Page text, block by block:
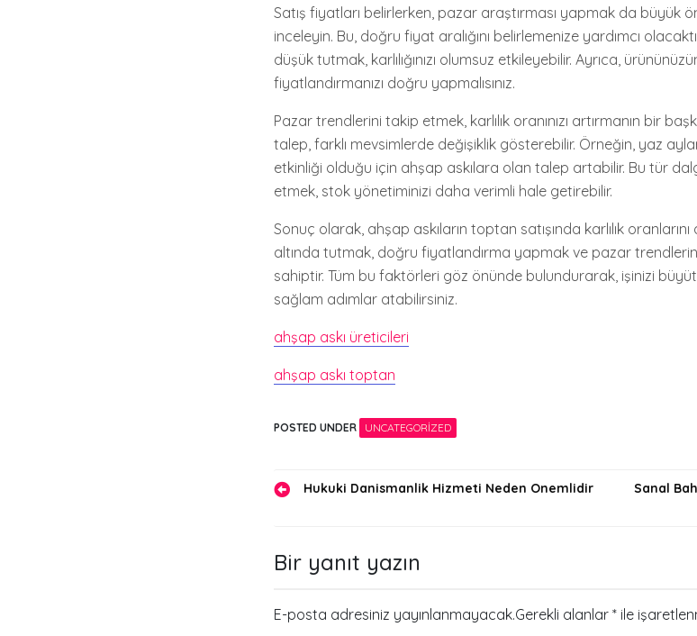
Satış fiyatları belirlerken, pazar araştırması yapmak da büyük
inceleyin. Bu, doğru fiyat aralığını belirlemenize yardımcı
düşük tutmak, karlılığınızı olumsuz etkileyebilir. Ayrıca,
fiyatlandırmanızı doğru yapmalısınız.
Pazar trendlerini takip etmek, karlılık oranınızı artırmanın bir
talep, farklı mevsimlerde değişiklik gösterebilir. Örneğin, yaz
etkinliği olduğu için ahşap askılara olan talep artabilir. Bu tür
etmek, stok yönetiminizi daha verimli hale getirebilir.
Sonuç olarak, ahşap askıların toptan satışında karlılık
altında tutmak, doğru fiyatlandırma yapmak ve pazar
sahiptir. Tüm bu faktörleri göz önünde bulundurarak, işinizi
sağlam adımlar atabilirsiniz.
ahşap askı üreticileri
ahşap askı toptan
POSTED UNDER UNCATEGORIZED
YazıHukuki Danismanlik Hizmeti Neden Onemlidir
Sanal
Bir yanıt yazın
E-posta adresiniz yayınlanmayacak.Gerekli alanlar * ile